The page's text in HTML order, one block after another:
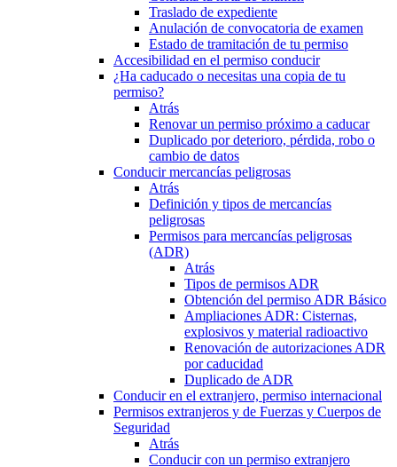
Traslado de expediente
Anulación de convocatoria de examen
Estado de tramitación de tu permiso
Accesibilidad en el permiso conducir
¿Ha caducado o necesitas una copia de tu
permiso?
Atrás
Renovar un permiso próximo a caducar
Duplicado por deterioro, pérdida, robo o
cambio de datos
Conducir mercancías peligrosas
Atrás
Definición y tipos de mercancías
peligrosas
Permisos para mercancías peligrosas
(ADR)
Atrás
Tipos de permisos ADR
Obtención del permiso ADR Básico
Ampliaciones ADR: Cisternas,
explosivos y material radioactivo
Renovación de autorizaciones ADR
por caducidad
Duplicado de ADR
Conducir en el extranjero, permiso internacional
Permisos extranjeros y de Fuerzas y Cuerpos de
Seguridad
Atrás
Conducir con un permiso extranjero